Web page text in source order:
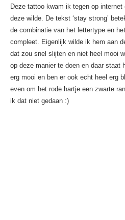
Deze tattoo kwam ik tegen op
deze wilde. De tekst ‘stay strong’
de combinatie van het lettertype en
compleet. Eigenlijk wilde ik hem aan
dat zou snel slijten en niet heel mooi
op deze manier te doen en daar staat
erg mooi en ben er ook echt heel erg
even om het rode hartje een zwarte
ik dat niet gedaan :)